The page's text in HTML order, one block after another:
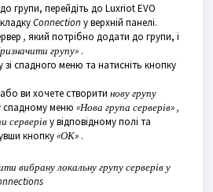
групи, перейдіть до Luxriot EVO
Connectionу верхній панелі.
, який потрібно додати до групи, і
групу» .
зі спадного меню та натисніть кнопку
ви хочете створити нову групу
спадному меню «Нова група серверів» ,
серверіву відповідному полі та
кнопку«ОК» .
вибрану локальну групу серверів у